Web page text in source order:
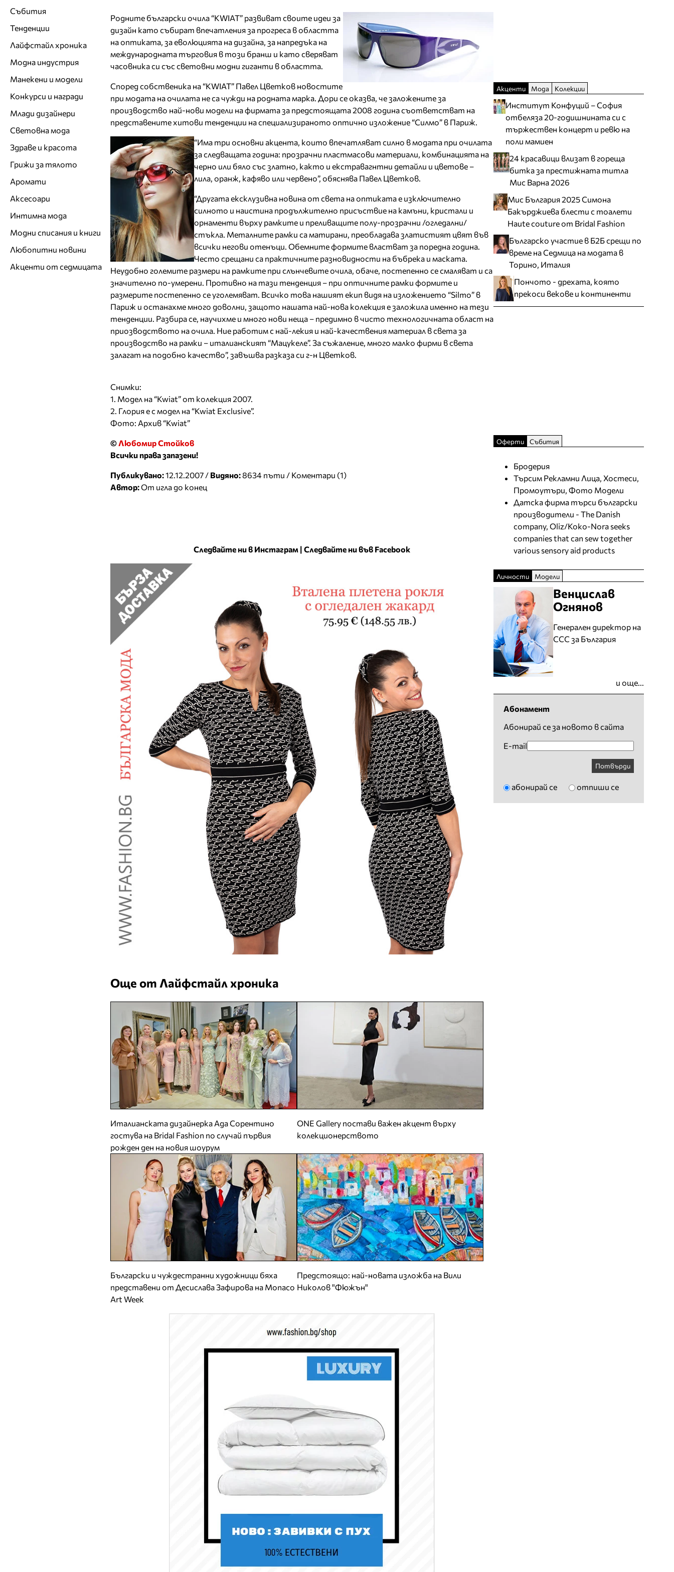
Родните български очила “KWIAT” развиват своите идеи за
дизайн като събират впечатления за прогреса в областта
на оптиката, за еволюцията на дизайна, за напредъка на
международната търговия в този бранш и като сверяват
часовника си със световни модни гиганти в областта.
Според собственика на “KWIAT” Павел Цветков новостите
при модата на очилата не са чужди на родната марка. Дори се оказва, че заложените за
производство най-нови модели на фирмата за предстоящата 2008 година съответстват на
представените хитови тенденции на специализираното оптично изложение “Силмо” в Париж.
“Има три основни акцента, които впечатляват силно в модата при очилата
за следващата година: прозрачни пластмасови материали, комбинацията на
черно или бяло със златно, както и екстравагнтни детайли и цветове –
лила, оранж, кафяво или червено”, обяснява Павел Цветков.
“Другата ексклузивна новина от света на оптиката е изключително
силното и наистина продължително присъствие на камъни, кристали и
орнаменти върху рамките и преливащите полу-прозрачни /огледални/
стъкла. Металните рамки са матирани, преобладава златистият цвят във
всички негови отенъци. Обемните формите властват за поредна година.
Често срещани са практичните разновидности на бъбрека и маската.
Неудобно големите размери на рамките при слънчевите очила, обаче, постепенно се смаляват и са
значително по-умерени. Противно на тази тенденция – при оптичните рамки формите и
размерите постепенно се уголемяват. Всичко това нашият екип видя на изложението “Silmo” в
Париж и останахме много доволни, защото нашата най-нова колекция е заложила именно на тези
тенденции. Разбира се, научихме и много нови неща – предимно в чисто технологичната област на
приозводството на очила. Ние работим с най-лекия и най-качествения материал в света за
производство на рамки – италианският “Мацукеле”. За съжаление, много малко фирми в света
залагат на подобно качество”, завъшва разказа си г-н Цветков.
Снимки:
1. Модел на “Kwiat” от колекция 2007.
2. Глория е с модел на “Kwiat Exclusive”.
Фото: Архив “Kwiat”
©Любомир Стойков
Всички права запазени!
Публикувано:12.12.2007 / Видяно:8634 пъти / Коментари (1)
Автор:От игла до конец
Следвайте ни в Инстаграм | Следвайте ни във Facebook
Още от Лайфстайл хроника
Италианската дизайнерка Ада Сорентино
гостува на Bridal Fashion по случай първия
рожден ден на новия шоурум
ONE Gallery постави важен акцент върху
колекционерството
Български и чуждестранни художници бяха
представени от Десислава Зафирова на Monaco
Art Week
Предстоящо: най-новата изложба на Вили
Николов "Фюжън"
Събития
Тенденции
Лайфстайл хроника
Модна индустрия
Манекени и модели
Конкурси и награди
Млади дизайнери
Световна мода
Здраве и красота
Грижи за тялото
Аромати
Аксесоари
Интимна мода
Модни списания и книги
Любопитни новини
Акценти от седмицата
Акценти Мода Колекции
Институт Конфуций – София
отбеляза 20-годишнината си с
тържествен концерт и ревю на
поли мамиен
24 красавици влизат в гореща
битка за престижната титла
Мис Варна 2026
Мис България 2025 Симона
Бакърджиева блести с тоалети
Haute couture от Bridal Fashion
Българско участие в Б2Б срещи по
време на Седмица на модата в
Торино, Италия
Пончото - дрехата, която
прекоси векове и континенти
Оферти Събития
Бродерия
Търсим Рекламни Лица, Хостеси,
Промоутъри, Фото Модели
Датска фирма търси български
производители - The Danish
company, Oliz/Koko-Nora seeks
companies that can sew together
various sensory aid products
Личности Модели
Венцислав
Огнянов
Генерален директор на
CCC за България
и още...
Абонамент
Абонирай се за новото в сайта
E-mail
Потвърди
абонирай се отпиши се